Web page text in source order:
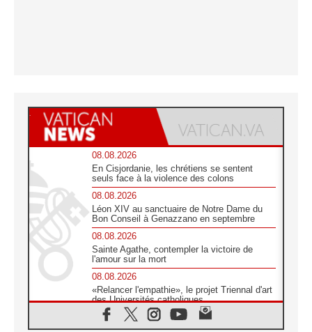
08.08.2026
En Cisjordanie, les chrétiens se sentent
seuls face à la violence des colons
08.08.2026
Léon XIV au sanctuaire de Notre Dame du
Bon Conseil à Genazzano en septembre
08.08.2026
Sainte Agathe, contempler la victoire de
l'amour sur la mort
08.08.2026
«Relancer l'empathie», le projet Triennal d'art
des Universités catholiques
08.08.2026